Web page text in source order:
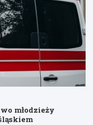
młodzieży